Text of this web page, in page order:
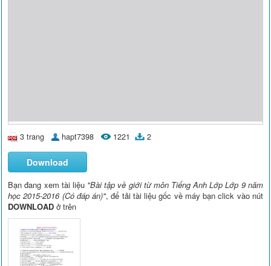
3 trang hapt7398 1221 2
Download
Bạn đang xem tài liệu "Bài tập về giới từ môn Tiếng Anh Lớp Lớp 9 năm
học 2015-2016 (Có đáp án)", để tải tài liệu gốc về máy bạn click vào nút
DOWNLOAD ở trên